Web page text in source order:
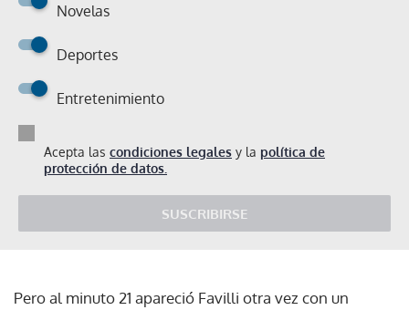
Novelas
Deportes
Entretenimiento
Acepta las condiciones legales y la política de
protección de datos.
SUSCRIBIRSE
Pero al minuto 21 apareció Favilli otra vez con un